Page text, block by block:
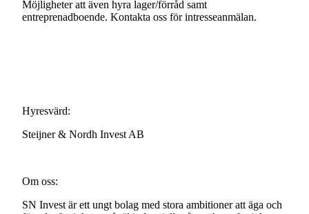
Möjligheteratt även hyra lager/förråd samt
entreprenadboende. Kontakta oss förintresseanmälan.
Hyresvärd:
Steijner& Nordh Invest AB
Om oss:
SN Invest ärett ungt bolag med stora ambitioneratt äga och